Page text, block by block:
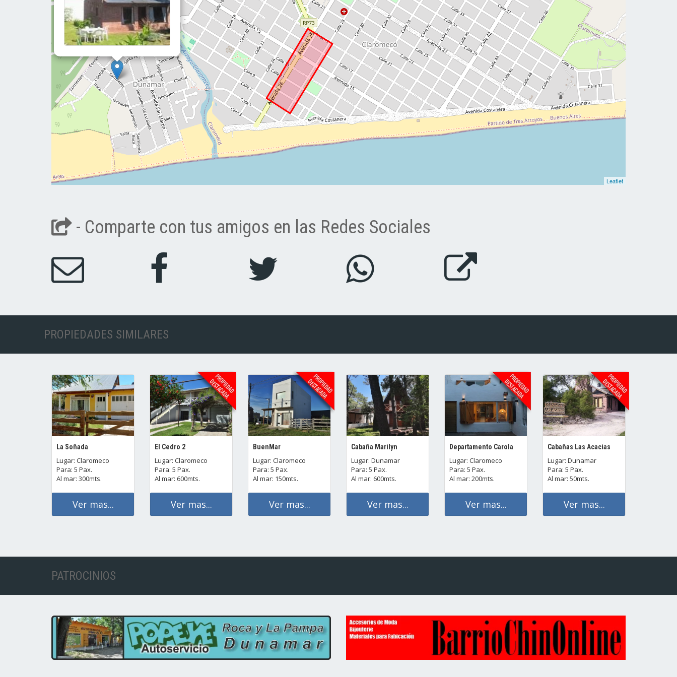
Leaflet
- Comparte con tus amigos en las Redes Sociales
PROPIEDADES SIMILARES
La Soñada
Lugar: Claromeco
Para: 5 Pax.
Al mar: 300mts.
Ver mas...
El Cedro 2
Lugar: Claromeco
Para: 5 Pax.
Al mar: 600mts.
Ver mas...
BuenMar
Lugar: Claromeco
Para: 5 Pax.
Al mar: 150mts.
Ver mas...
Cabaña Marilyn
Lugar: Dunamar
Para: 5 Pax.
Al mar: 600mts.
Ver mas...
Departamento Carola
Lugar: Claromeco
Para: 5 Pax.
Al mar: 200mts.
Ver mas...
Cabañas Las Acacias
Lugar: Dunamar
Para: 5 Pax.
Al mar: 50mts.
Ver mas...
PATROCINIOS